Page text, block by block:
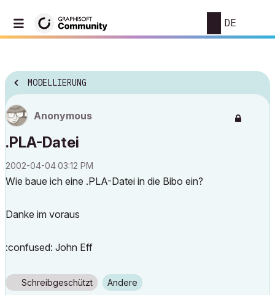
DE
MODELLIERUNG
Anonymous
.PLA-Datei
‎2002-04-0403:12 PM
Wie baue ich eine .PLA-Datei in die Bibo ein?
Danke im voraus
:confused: John Eff
Schreibgeschützt Andere